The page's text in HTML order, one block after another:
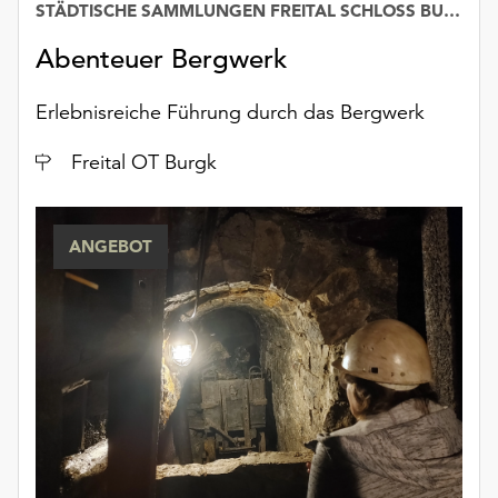
unserer
Datenschutzerklärung
oder
Impressum
Abenteuer Bergwerk
STÄDTISCHE SAMMLUNGEN FREITAL SCHLOSS BURGK
Erlebnisreiche Führung durch das Bergwerk
Ort
Freital OT Burgk
ANGEBOT